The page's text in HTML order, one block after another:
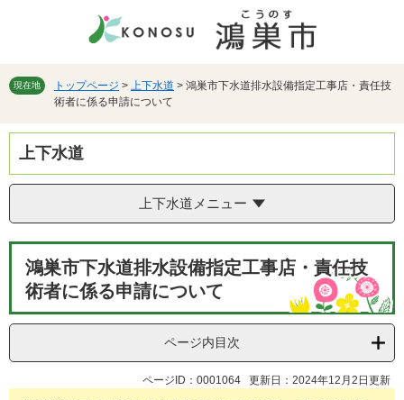
先
を
本
へ
現在地 トップページ > 上下水道 > 鴻巣市下水道排水設備指定工事店・責任技
術者に係る申請について
上下水道
上下水道メニュー
鴻巣市下水道排水設備指定工事店・責任技
術者に係る申請について
ページ内目次
ページID：0001064 更新日：2024年12月2日更新